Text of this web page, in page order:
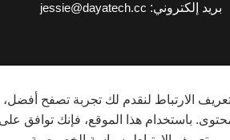
الارتباط لنقدم لك تجربة تصفح
باستخدام هذا الموقع، فإنك توافق
بريد إلكتروني: jessie@dayatech.cc